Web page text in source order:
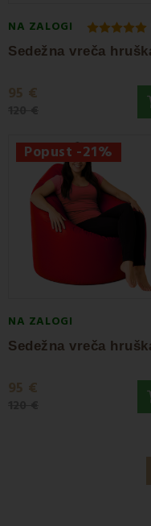
NA ZALOGI
95 €
Popust -21%
NA ZALOGI
95 €